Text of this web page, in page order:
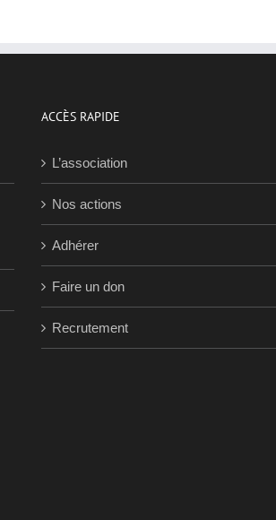
ACCÈS RAPIDE
L’association
Nos actions
Adhérer
Faire un don
Recrutement